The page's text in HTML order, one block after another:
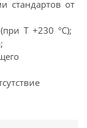
стандартов от
T +230 °C);